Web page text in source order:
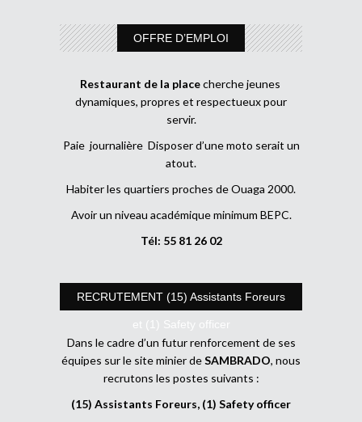
OFFRE D’EMPLOI
Restaurant de la placecherche jeunes
dynamiques, propres et respectueux pour
servir.
Paie journalière Disposer d’une moto serait un
atout.
Habiter les quartiers proches de Ouaga 2000.
Avoir un niveau académique minimum BEPC.
Tél: 55 81 26 02
RECRUTEMENT (15) Assistants Foreurs
et (1) Safety officer
Dans le cadre d’un futur renforcement de ses
équipes sur le site minier deSAMBRADO, nous
recrutons les postes suivants :
(15) Assistants Foreurs, (1) Safety officer